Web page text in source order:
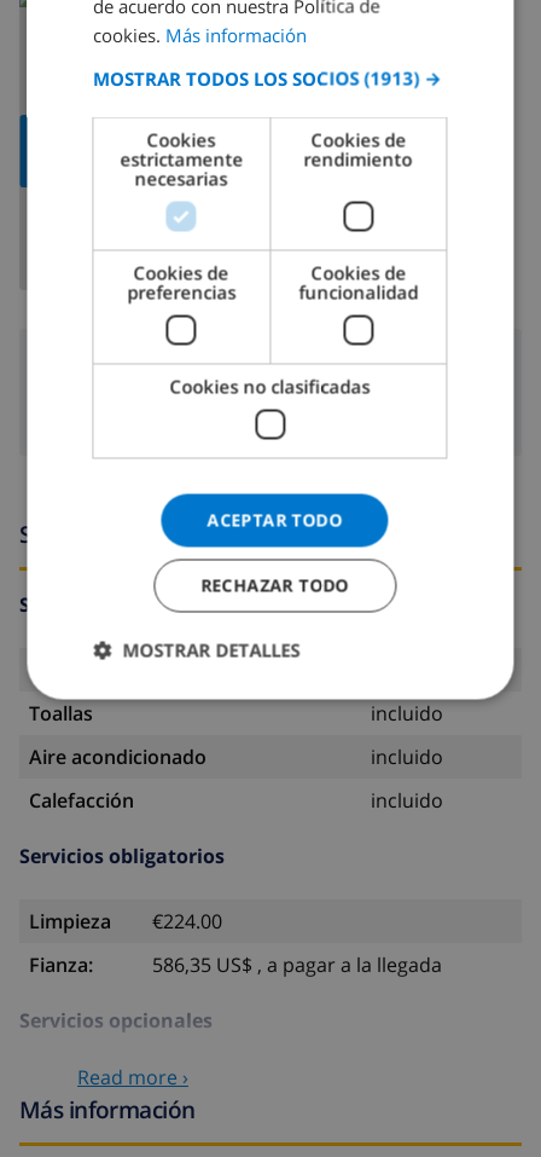
España>Costa Blanca >
Aeropuertos:
Servicios
Servicios incluidos
Ropa de cama
Toallas
incluido
Aire acondicionado
incluido
Calefacción
incluido
Servicios obligatorios
Limpieza
€224.00
Fianza:
586,35 US$ , a pagar a la llegada
Servicios opcionales
4,69 US$ por día
Read more ›
Más información
GERMAN
CATALAN
ITALIAN
DANISH
de acuerdo con nuestra Política de
cookies. Más información
MOSTRAR TODOS LOS SOCIOS (1913) →
Cookies
estrictamente
necesarias
Cookies de
rendimiento
Cookies de
preferencias
Cookies de
funcionalidad
Cookies no clasificadas
ACEPTAR TODO
RECHAZAR TODO
MOSTRAR DETALLES